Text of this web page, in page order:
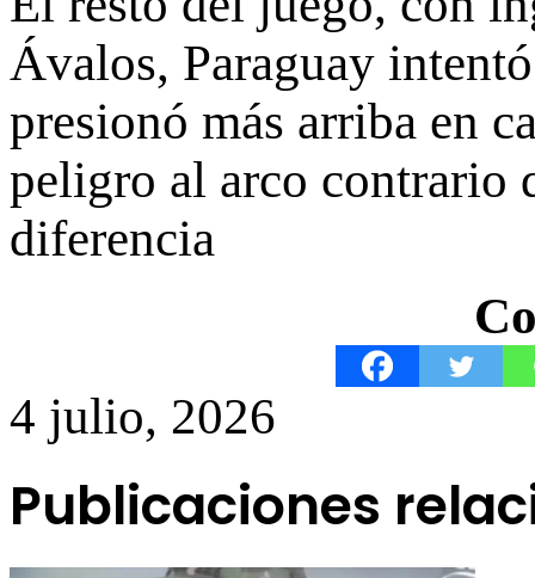
Ávalos, Paraguay
presionó más arriba en
peligro al arco contrario
diferencia
4 julio, 2026
Publicaciones